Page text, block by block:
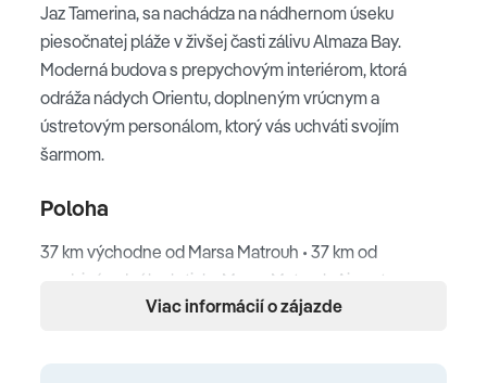
Jaz Tamerina, sa nachádza na nádhernom úseku
piesočnatej pláže v živšej časti zálivu Almaza Bay.
Moderná budova s prepychovým interiérom, ktorá
odráža nádych Orientu, doplneným vrúcnym a
ústretovým personálom, ktorý vás uchváti svojím
šarmom.
Poloha
37 km východne od Marsa Matrouh • 37 km od
medzinárodného letiska Marsa Matrouh Airport
Viac informácií o zájazde